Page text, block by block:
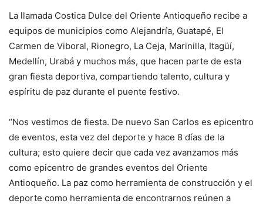
La llamada Costica Dulce del Oriente Antioqueño recibe a
equipos de municipios como Alejandría, Guatapé, El
Carmen de Viboral, Rionegro, La Ceja, Marinilla, Itagüí,
Medellín, Urabá y muchos más, que hacen parte de esta
gran fiesta deportiva, compartiendo talento, cultura y
espíritu de paz durante el puente festivo.
“Nos vestimos de fiesta. De nuevo San Carlos es epicentro
de eventos, esta vez del deporte y hace 8 días de la
cultura; esto quiere decir que cada vez avanzamos más
como epicentro de grandes eventos del Oriente
Antioqueño. La paz como herramienta de construcción y el
deporte como herramienta de encontrarnos reúnen a